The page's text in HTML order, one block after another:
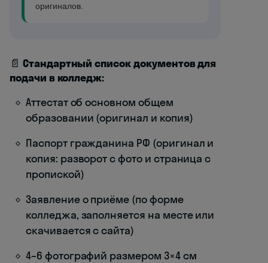
оригиналов.
📄 Стандартный список документов для
подачи в колледж:
Аттестат об основном общем
образовании (оригинал и копия)
Паспорт гражданина РФ (оригинал и
копия: разворот с фото и страница с
пропиской)
Заявление о приёме (по форме
колледжа, заполняется на месте или
скачивается с сайта)
4–6 фотографий размером 3×4 см